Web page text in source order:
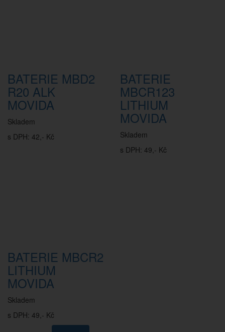
BATERIE MBD2
R20 ALK
MOVIDA
Skladem
s DPH: 42,- Kč
BATERIE
MBCR123
LITHIUM
MOVIDA
Skladem
s DPH: 49,- Kč
BATERIE MBCR2
LITHIUM
MOVIDA
Skladem
s DPH: 49,- Kč